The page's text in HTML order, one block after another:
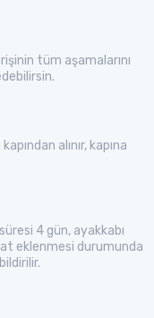
tüm aşamalarını
alınır, kapına
4 gün, ayakkabı
eklenmesi durumunda